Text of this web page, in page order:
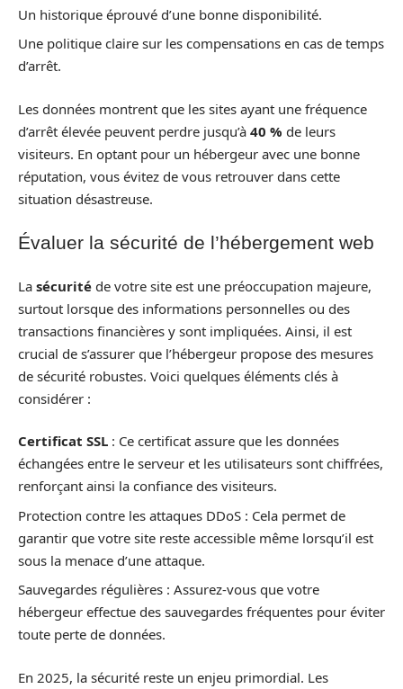
Un historique éprouvé d’une bonne disponibilité.
Une politique claire sur les compensations en cas de temps
d’arrêt.
Les données montrent que les sites ayant une fréquence
d’arrêt élevée peuvent perdre jusqu’à 40 % de leurs
visiteurs. En optant pour un hébergeur avec une bonne
réputation, vous évitez de vous retrouver dans cette
situation désastreuse.
Évaluer la sécurité de l’hébergement web
La sécurité de votre site est une préoccupation majeure,
surtout lorsque des informations personnelles ou des
transactions financières y sont impliquées. Ainsi, il est
crucial de s’assurer que l’hébergeur propose des mesures
de sécurité robustes. Voici quelques éléments clés à
considérer :
Certificat SSL : Ce certificat assure que les données
échangées entre le serveur et les utilisateurs sont chiffrées,
renforçant ainsi la confiance des visiteurs.
Protection contre les attaques DDoS : Cela permet de
garantir que votre site reste accessible même lorsqu’il est
sous la menace d’une attaque.
Sauvegardes régulières : Assurez-vous que votre
hébergeur effectue des sauvegardes fréquentes pour éviter
toute perte de données.
En 2025, la sécurité reste un enjeu primordial. Les